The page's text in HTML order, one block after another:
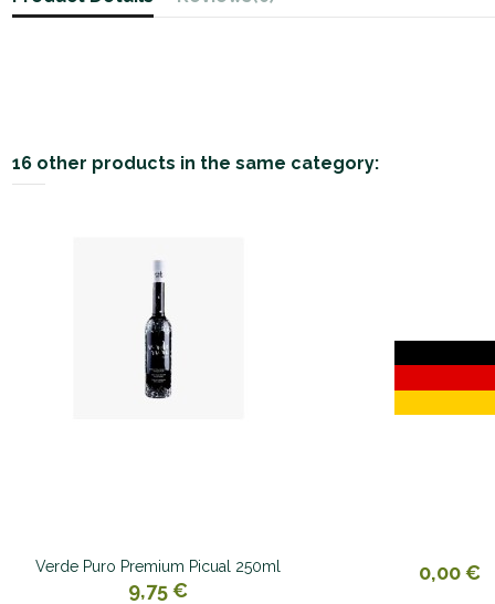
16 other products in the same category:
Verde Puro Premium Picual 250ml
9,75 €
0,00 €